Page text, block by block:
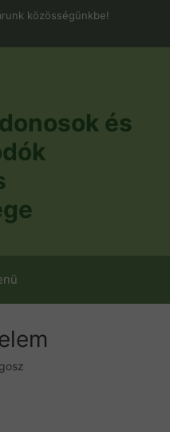
közösségünkbe!
és